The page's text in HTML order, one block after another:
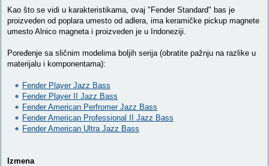
Kao što se vidi u karakteristikama, ovaj "Fender Standard" bas je
proizveden od poplara umesto od adlera, ima keramičke pickup magnete
umesto Alnico magneta i proizveden je u Indoneziji.
Poređenje sa sličnim modelima boljih serija (obratite pažnju na razlike u
materijalu i komponentama):
Fender Player Jazz Bass
Fender Player II Jazz Bass
Fender American Perfromer Jazz Bass
Fender American Professional II Jazz Bass
Fender American Ultra Jazz Bass
Izmena